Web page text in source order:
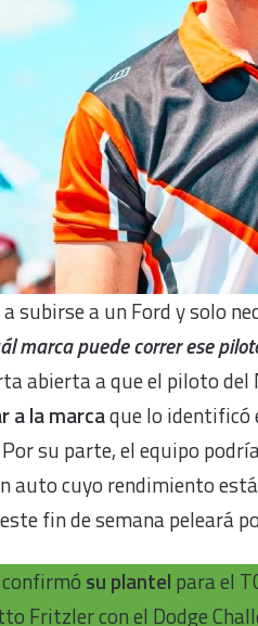
subirse a un Ford y solo
marca puede correr ese
abierta a que el piloto
a la marcaque lo identificó
su parte, el equipo
auto cuyo rendimiento
fin de semana peleará
su plantel para el
Fritzler con el Dodge